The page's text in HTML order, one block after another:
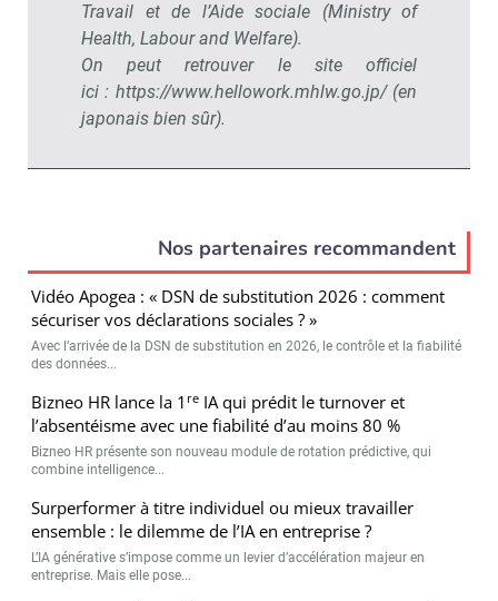
Travail et de l’Aide sociale (Ministry of
Health, Labour and Welfare).
On peut retrouver le site officiel
ici : https://www.hellowork.mhlw.go.jp/ (en
japonais bien sûr).
Nos partenaires recommandent
Vidéo Apogea : « DSN de substitution 2026 : comment
sécuriser vos déclarations sociales ? »
Avec l’arrivée de la DSN de substitution en 2026, le contrôle et la fiabilité
des données...
Bizneo HR lance la 1 re IA qui prédit le turnover et
l’absentéisme avec une fiabilité d’au moins 80 %
Bizneo HR présente son nouveau module de rotation prédictive, qui
combine intelligence...
Surperformer à titre individuel ou mieux travailler
ensemble : le dilemme de l’IA en entreprise ?
L’IA générative s’impose comme un levier d’accélération majeur en
entreprise. Mais elle pose...